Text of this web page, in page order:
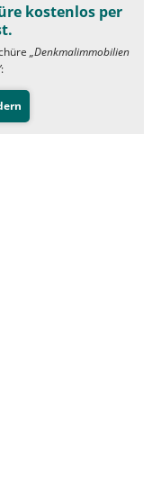
kostenlos per
„Denkmalimmobilien
: